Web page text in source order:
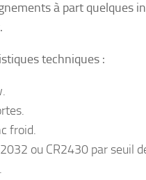
à part quelques
techniques :
froid.
ou CR2430 par seuil